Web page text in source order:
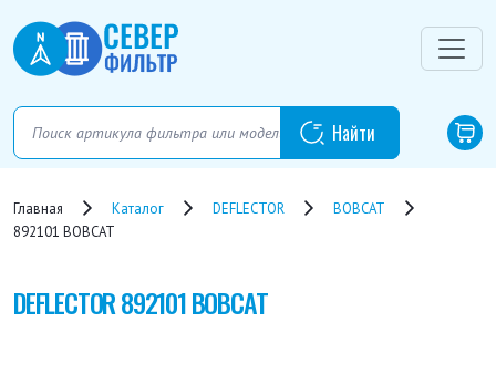
Главная Каталог DEFLECTOR
BOBCAT
892101 BOBCAT
DEFLECTOR892101 BOBCAT